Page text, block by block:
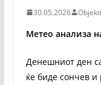
30.05.2026
Метео анализа
Денешниот ден
ќе биде сончев и